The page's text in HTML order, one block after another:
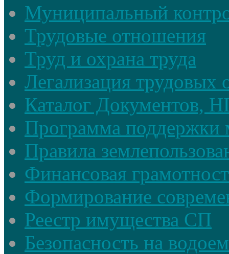
Муниципальный
Трудовые отношения
Труд и охрана труда
Легализация трудовых
Каталог Документов,
Программа поддержки
Правила
Финансовая
Формирование
Реестр имущества СП
Безопасность на